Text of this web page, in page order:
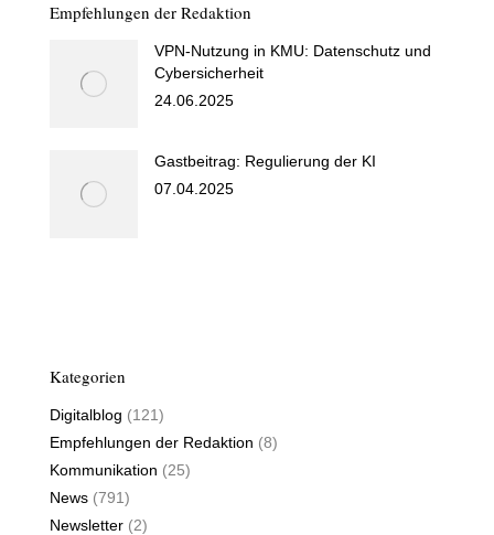
Empfehlungen der Redaktion
VPN-Nutzung in KMU: Datenschutz und
Cybersicherheit
24.06.2025
Gastbeitrag: Regulierung der KI
07.04.2025
Kategorien
Digitalblog (121)
Empfehlungen der Redaktion (8)
Kommunikation (25)
News (791)
Newsletter (2)